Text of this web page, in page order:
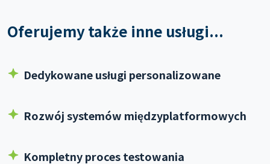
Oferujemy także inne usługi...
Dedykowane usługi personalizowane
Rozwój systemów międzyplatformowych
Kompletny proces testowania